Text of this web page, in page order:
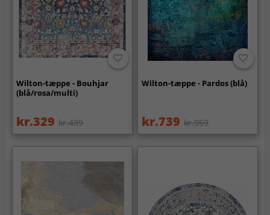
Wilton-tæppe - Bouhjar
(blå/rosa/multi)
kr.329 kr.439
Wilton-tæppe - Pardos (blå)
kr.739 kr.959